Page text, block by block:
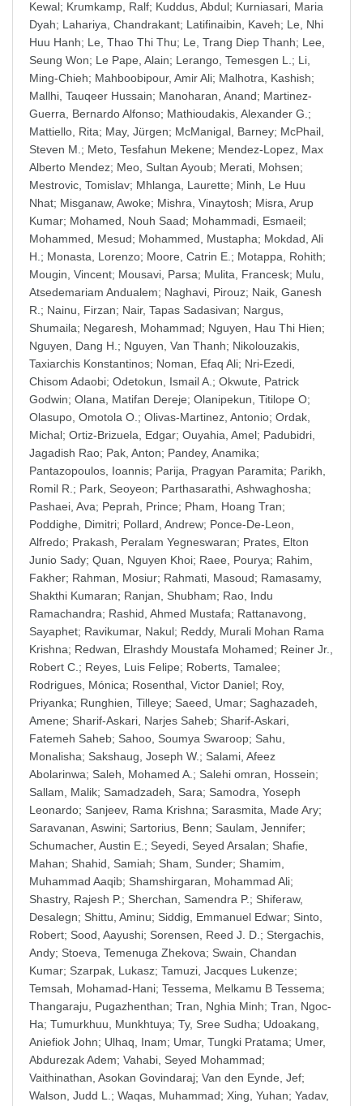
Kewal; Krumkamp, Ralf; Kuddus, Abdul; Kurniasari, Maria
Dyah; Lahariya, Chandrakant; Latifinaibin, Kaveh; Le, Nhi
Huu Hanh; Le, Thao Thi Thu; Le, Trang Diep Thanh; Lee,
Seung Won; Le Pape, Alain; Lerango, Temesgen L. ; Li,
Ming-Chieh; Mahboobipour, Amir Ali; Malhotra, Kashish;
Mallhi, Tauqeer Hussain; Manoharan, Anand; Martinez-
Guerra, Bernardo Alfonso; Mathioudakis, Alexander G. ;
Mattiello, Rita; May, Jürgen; McManigal, Barney; McPhail,
Steven M. ; Meto, Tesfahun Mekene; Mendez-Lopez, Max
Alberto Mendez; Meo, Sultan Ayoub; Merati, Mohsen;
Mestrovic, Tomislav; Mhlanga, Laurette; Minh, Le Huu
Nhat; Misganaw, Awoke; Mishra, Vinaytosh; Misra, Arup
Kumar; Mohamed, Nouh Saad; Mohammadi, Esmaeil;
Mohammed, Mesud; Mohammed, Mustapha; Mokdad, Ali
H. ; Monasta, Lorenzo; Moore, Catrin E. ; Motappa, Rohith;
Mougin, Vincent; Mousavi, Parsa; Mulita, Francesk; Mulu,
Atsedemariam Andualem; Naghavi, Pirouz; Naik, Ganesh
R. ; Nainu, Firzan; Nair, Tapas Sadasivan; Nargus,
Shumaila; Negaresh, Mohammad; Nguyen, Hau Thi Hien;
Nguyen, Dang H. ; Nguyen, Van Thanh; Nikolouzakis,
Taxiarchis Konstantinos; Noman, Efaq Ali; Nri-Ezedi,
Chisom Adaobi; Odetokun, Ismail A. ; Okwute, Patrick
Godwin; Olana, Matifan Dereje; Olanipekun, Titilope O;
Olasupo, Omotola O. ; Olivas-Martinez, Antonio; Ordak,
Michal; Ortiz-Brizuela, Edgar; Ouyahia, Amel; Padubidri,
Jagadish Rao; Pak, Anton; Pandey, Anamika;
Pantazopoulos, Ioannis; Parija, Pragyan Paramita; Parikh,
Romil R. ; Park, Seoyeon; Parthasarathi, Ashwaghosha;
Pashaei, Ava; Peprah, Prince; Pham, Hoang Tran;
Poddighe, Dimitri; Pollard, Andrew; Ponce-De-Leon,
Alfredo; Prakash, Peralam Yegneswaran; Prates, Elton
Junio Sady; Quan, Nguyen Khoi; Raee, Pourya; Rahim,
Fakher; Rahman, Mosiur; Rahmati, Masoud; Ramasamy,
Shakthi Kumaran; Ranjan, Shubham; Rao, Indu
Ramachandra; Rashid, Ahmed Mustafa; Rattanavong,
Sayaphet; Ravikumar, Nakul; Reddy, Murali Mohan Rama
Krishna; Redwan, Elrashdy Moustafa Mohamed; Reiner Jr.,
Robert C. ; Reyes, Luis Felipe; Roberts, Tamalee;
Rodrigues, Mónica; Rosenthal, Victor Daniel; Roy,
Priyanka; Runghien, Tilleye; Saeed, Umar; Saghazadeh,
Amene; Sharif-Askari, Narjes Saheb; Sharif-Askari,
Fatemeh Saheb; Sahoo, Soumya Swaroop; Sahu,
Monalisha; Sakshaug, Joseph W. ; Salami, Afeez
Abolarinwa; Saleh, Mohamed A. ; Salehi omran, Hossein;
Sallam, Malik; Samadzadeh, Sara; Samodra, Yoseph
Leonardo; Sanjeev, Rama Krishna; Sarasmita, Made Ary;
Saravanan, Aswini; Sartorius, Benn; Saulam, Jennifer;
Schumacher, Austin E. ; Seyedi, Seyed Arsalan; Shafie,
Mahan; Shahid, Samiah; Sham, Sunder; Shamim,
Muhammad Aaqib; Shamshirgaran, Mohammad Ali;
Shastry, Rajesh P.; Sherchan, Samendra P.; Shiferaw,
Desalegn; Shittu, Aminu; Siddig, Emmanuel Edwar; Sinto,
Robert; Sood, Aayushi; Sorensen, Reed J. D. ; Stergachis,
Andy; Stoeva, Temenuga Zhekova; Swain, Chandan
Kumar; Szarpak, Lukasz; Tamuzi, Jacques Lukenze;
Temsah, Mohamad-Hani; Tessema, Melkamu B Tessema;
Thangaraju, Pugazhenthan; Tran, Nghia Minh; Tran, Ngoc-
Ha; Tumurkhuu, Munkhtuya; Ty, Sree Sudha; Udoakang,
Aniefiok John; Ulhaq, Inam; Umar, Tungki Pratama; Umer,
Abdurezak Adem; Vahabi, Seyed Mohammad;
Vaithinathan, Asokan Govindaraj; Van den Eynde, Jef;
Walson, Judd L. ; Waqas, Muhammad; Xing, Yuhan; Yadav,